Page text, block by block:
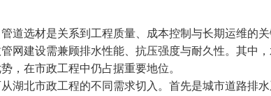
道选材是关系到工程质量、成本控制与长期运维的
网建设需兼顾排水性能、抗压强度与耐久性。其中
，在市政工程中仍占据重要地位。
湖北市政工程的不同需求切入。首先是城市道路排